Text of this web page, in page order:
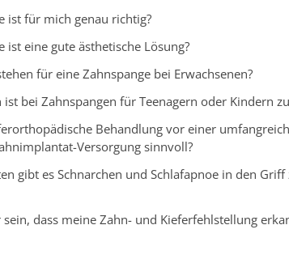
ist für mich genau richtig?
ist eine gute ästhetische Lösung?
für eine Zahnspange bei Erwachsenen?
bei Zahnspangen für Teenagern oder Kindern
Behandlung vor einer
Versorgung sinnvoll?
gibt es Schnarchen und Schlafapnoe in den Griff
dass meine Zahn- und Kieferfehlstellung